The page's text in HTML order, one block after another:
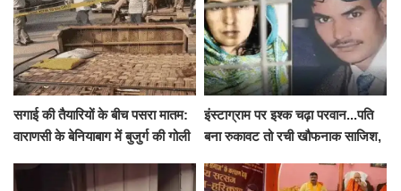
सगाई की तैयारियों के बीच पसरा मातम:
वाराणसी के बेनियाबाग में बुजुर्ग की गोली
इंस्टाग्राम पर इश्क चढ़ा परवान...पति
बना रुकावट तो रची खौफनाक साजिश,
के घाट